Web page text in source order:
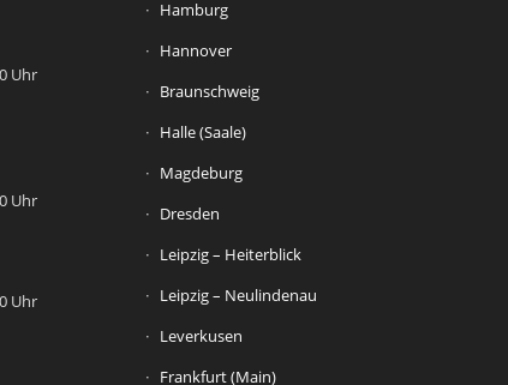
Uhr
Uhr
Uhr
Hamburg
Hannover
Braunschweig
Halle (Saale)
Magdeburg
Dresden
Leipzig – Heiterblick
Leipzig – Neulindenau
Leverkusen
Frankfurt (Main)